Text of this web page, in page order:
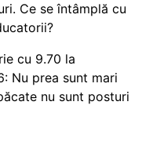
Ce se întâmplă cu
cu 9.70 la
Nu prea sunt mari
nu sunt posturi